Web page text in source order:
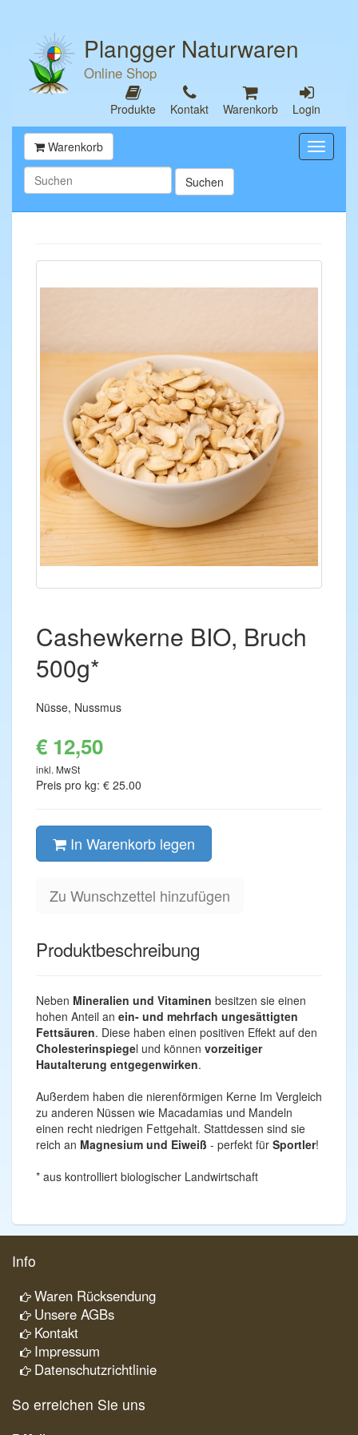
Plangger Naturwaren
Online Shop
Produkte Kontakt Warenkorb Login
Warenkorb
Cashewkerne BIO, Bruch
500g*
Nüsse, Nussmus
€ 12,50
inkl. MwSt
Preis pro kg: € 25.00
In Warenkorb legen
Zu Wunschzettel hinzufügen
Produktbeschreibung
Neben Mineralien und Vitaminen besitzen sie einen
hohen Anteil an ein- und mehrfach ungesättigten
Fettsäuren. Diese haben einen positiven Effekt auf den
Cholesterinspiegel und können vorzeitiger
Hautalterung entgegenwirken.
Außerdem haben die nierenförmigen Kerne Im Vergleich
zu anderen Nüssen wie Macadamias und Mandeln
einen recht niedrigen Fettgehalt. Stattdessen sind sie
reich an Magnesium und Eiweiß - perfekt für Sportler!
* aus kontrolliert biologischer Landwirtschaft
Info
Waren Rücksendung
Unsere AGBs
Kontakt
Impressum
Datenschutzrichtlinie
So erreichen Sie uns